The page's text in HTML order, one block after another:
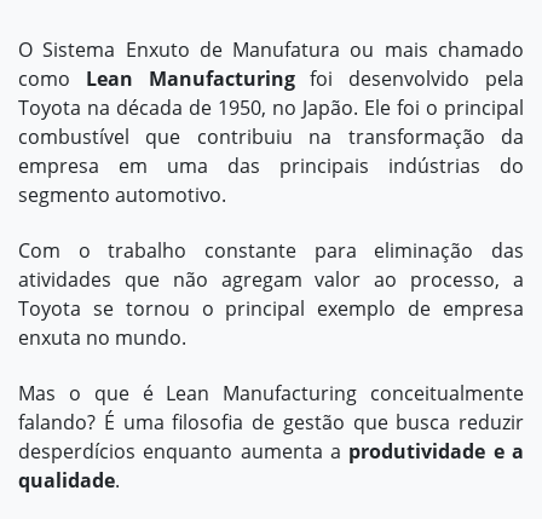
O Sistema Enxuto de Manufatura ou mais chamado
como Lean Manufacturingfoi desenvolvido pela
Toyota na década de 1950, no Japão. Ele foi o principal
combustível que contribuiu na transformação da
empresa em uma das principais indústrias do
segmento automotivo.
Com o trabalho constante para eliminação das
atividades que não agregam valor ao processo, a
Toyota se tornou o principal exemplo de empresa
enxuta no mundo.
Mas o que é Lean Manufacturing conceitualmente
falando? É uma filosofia de gestão que busca reduzir
desperdícios enquanto aumenta a produtividade e a
qualidade.